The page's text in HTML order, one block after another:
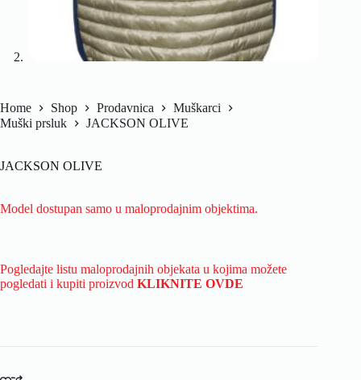
Home Shop Prodavnica
Muškarci
Muški prsluk
JACKSON OLIVE
JACKSON OLIVE
Model dostupan samo u maloprodajnim objektima.
Pogledajte listu maloprodajnih objekata u kojima možete
pogledati i kupiti proizvod KLIKNITE OVDE